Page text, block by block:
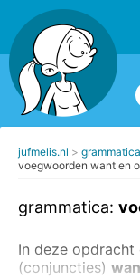
jufmelis.nl grammatica
voegwoorden want en
grammatica:
In deze
(conjuncties)